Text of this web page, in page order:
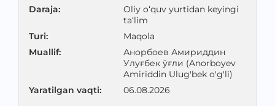
Daraja:
Oliy o‘quv yurtidan keyingi
ta‘lim
Turi:
Maqola
Muallif:
Анорбоев Амириддин
Улуғбек ўғли (Anorboyev
Amiriddin Ulug'bek o'g'li)
Yaratilgan vaqti: 06.08.2026